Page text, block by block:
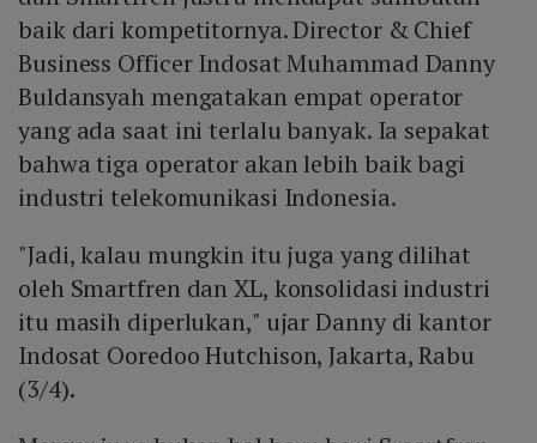
baik dari kompetitornya. Director & Chief
Business Officer Indosat Muhammad Danny
Buldansyah mengatakan empat operator
yang ada saat ini terlalu banyak. Ia sepakat
bahwa tiga operator akan lebih baik bagi
industri telekomunikasi Indonesia.
"Jadi, kalau mungkin itu juga yang dilihat
oleh Smartfren dan XL, konsolidasi industri
itu masih diperlukan," ujar Danny di kantor
Indosat Ooredoo Hutchison, Jakarta, Rabu
(3/4).